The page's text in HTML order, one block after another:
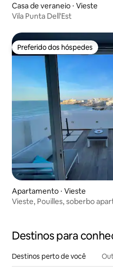
Casa de veraneio ⋅ Vieste
Vila Punta Dell'Est
Preferido dos hóspedes
Preferido dos hóspedes
Apartamento ⋅ Vieste
Vieste, Pouilles, soberbo
Destinos para
Destinos perto de você